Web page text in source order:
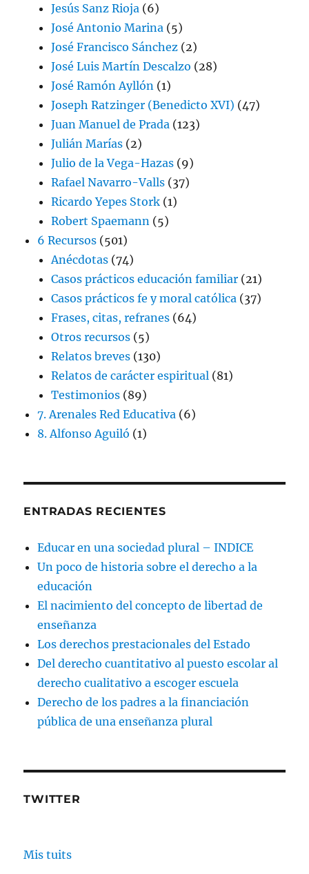
Jesús Sanz Rioja (6)
José Antonio Marina (5)
José Francisco Sánchez (2)
José Luis Martín Descalzo (28)
José Ramón Ayllón (1)
Joseph Ratzinger (Benedicto XVI) (47)
Juan Manuel de Prada (123)
Julián Marías (2)
Julio de la Vega-Hazas (9)
Rafael Navarro-Valls (37)
Ricardo Yepes Stork (1)
Robert Spaemann (5)
6 Recursos (501)
Anécdotas (74)
Casos prácticos educación familiar (21)
Casos prácticos fe y moral católica (37)
Frases, citas, refranes (64)
Otros recursos (5)
Relatos breves (130)
Relatos de carácter espiritual (81)
Testimonios (89)
7. Arenales Red Educativa (6)
8. Alfonso Aguiló (1)
ENTRADAS RECIENTES
Educar en una sociedad plural – INDICE
Un poco de historia sobre el derecho a la
educación
El nacimiento del concepto de libertad de
enseñanza
Los derechos prestacionales del Estado
Del derecho cuantitativo al puesto escolar al
derecho cualitativo a escoger escuela
Derecho de los padres a la financiación
pública de una enseñanza plural
TWITTER
Mis tuits